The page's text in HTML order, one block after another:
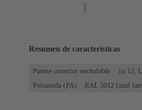
Resumen de características
Puente conector enchufable
1x 12,
Poliamida (PA)
RAL 5012 (azul